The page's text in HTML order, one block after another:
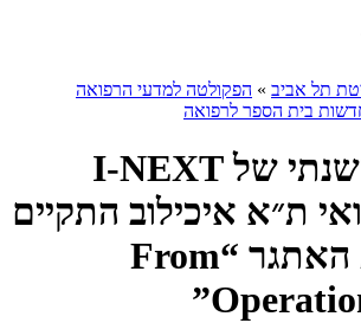
תל אביב » הפקולטה למדעי הרפואה
בית הספר לרפואה
ההאקתון השנתי של I-NEXT
ת״א איכילוב התקיים
השנה תחת האתגר “From